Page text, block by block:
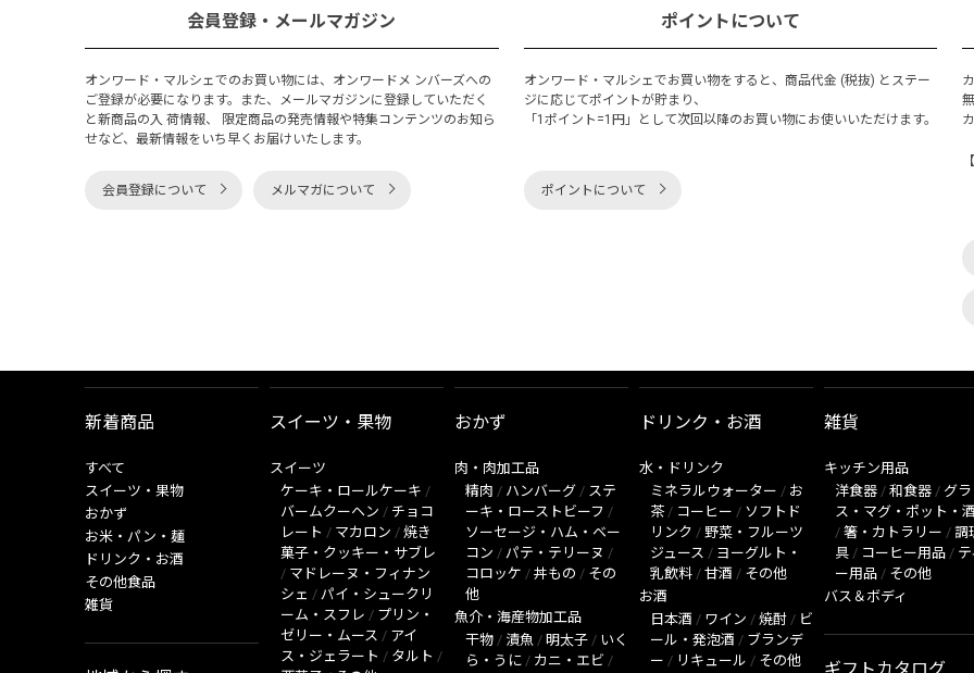
会員登録・メールマガジン
オンワード・マルシェでのお買い物には、オンワードメ ンバーズへの
ご登録が必要になります。また、メールマガジンに登録していただく
と新商品の入 荷情報、 限定商品の発売情報や特集コンテンツのお知ら
せなど、最新情報をいち早くお届けいたします。
会員登録について メルマガについて
ポイントについて
オンワード・マルシェでお買い物をすると、商品代金 (税抜) とステー
ジに応じてポイントが貯まり、
「1ポイント=1円」として次回以降のお買い物にお使いいただけます。
ポイントについて
新着商品
すべて
スイーツ・果物
おかず
お米・パン・麺
ドリンク・お酒
その他食品
雑貨
スイーツ・果物
スイーツ
ケーキ・ロールケーキ /
バームクーヘン / チョコ
レート / マカロン / 焼き
菓子・クッキー・サブレ
/ マドレーヌ・フィナン
シェ / パイ・シュークリ
ーム・スフレ / プリン・
ゼリー・ムース / アイ
ス・ジェラート / タルト /
おかず
肉・肉加工品
精肉 / ハンバーグ / ステ
ーキ・ローストビーフ /
ソーセージ・ハム・ベー
コン / パテ・テリーヌ /
コロッケ / 丼もの / その
他
魚介・海産物加工品
干物 / 漬魚 / 明太子 / いく
ら・うに / カニ・エビ /
ドリンク・お酒
水・ドリンク
ミネラルウォーター / お
茶 / コーヒー / ソフトド
リンク / 野菜・フルーツ
ジュース / ヨーグルト・
乳飲料 / 甘酒 / その他
お酒
日本酒 / ワイン / 焼酎 / ビ
ール・発泡酒 / ブランデ
ー / リキュール / その他
雑貨
キッチン用品
洋食器 / 和食器 / グラ
ス・マグ・ポット・
/ 箸・カトラリー / 調
具 / コーヒー用品 /
ー用品 / その他
バス＆ボディ